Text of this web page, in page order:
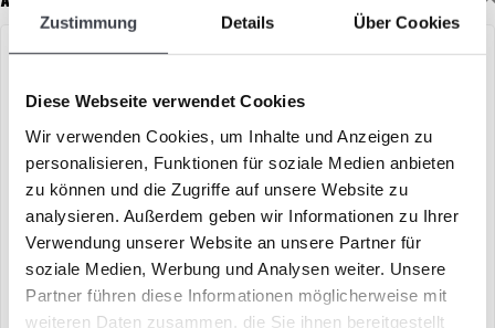
Zustimmung Details Über Cookies
Diese Webseite verwendet Cookies
Wir verwenden Cookies, um Inhalte und Anzeigen zu
personalisieren, Funktionen für soziale Medien anbieten
zu können und die Zugriffe auf unsere Website zu
analysieren. Außerdem geben wir Informationen zu Ihrer
Verwendung unserer Website an unsere Partner für
soziale Medien, Werbung und Analysen weiter. Unsere
Partner führen diese Informationen möglicherweise mit
weiteren Daten zusammen, die Sie ihnen bereitgestellt
Maiglöckchen
Vierblättriges Kleeblatt
(Kristallglas)